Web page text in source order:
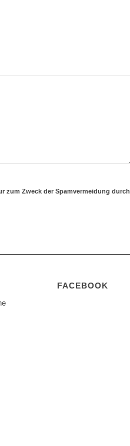
zum Zweck der Spamvermeidung durch
FACEBOOK